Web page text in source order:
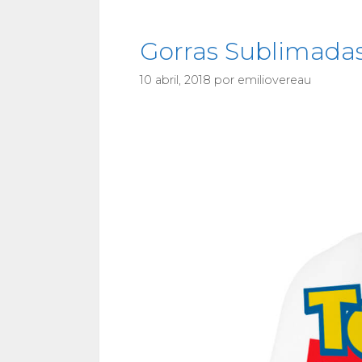
Gorras
10 abril, 2018 por emiliovereau